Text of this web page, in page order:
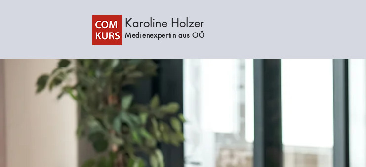
Karoline Holzer
Medienexpertin aus OÖ